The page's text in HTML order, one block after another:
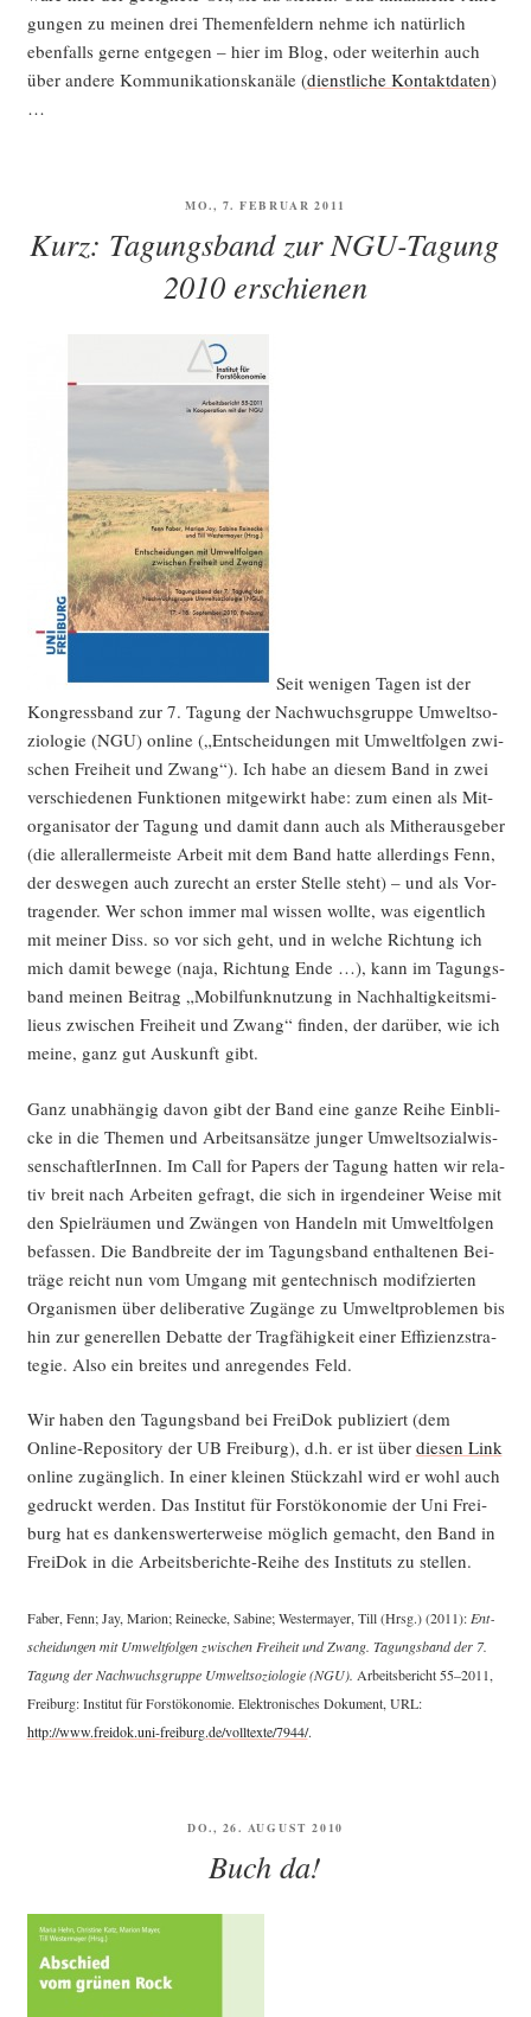
gun­gen zu mei­nen drei The­men­fel­dern neh­me ich natür­lich
eben­falls ger­ne ent­ge­gen – hier im Blog, oder wei­ter­hin auch
über ande­re Kom­mu­ni­ka­ti­ons­ka­nä­le (dienst­li­che Kon­takt­da­ten)
…
VERÖFFENTLICHT
MO., 7. FEBRUAR 2011
Kurz: Tagungsband zur NGU-Tagung
2010 erschienen
Seit weni­gen Tagen ist der
Kon­gress­band zur 7. Tagung der Nach­wuchs­grup­pe Umwelt­so­
zio­lo­gie (NGU) online („Ent­schei­dun­gen mit Umwelt­fol­gen zwi­
schen Frei­heit und Zwang“). Ich habe an die­sem Band in zwei
ver­schie­de­nen Funk­tio­nen mit­ge­wirkt habe: zum einen als Mit­
or­ga­ni­sa­tor der Tagung und damit dann auch als Mit­her­aus­ge­ber
(die aller­al­ler­meis­te Arbeit mit dem Band hat­te aller­dings Fenn,
der des­we­gen auch zurecht an ers­ter Stel­le steht) – und als Vor­
tra­gen­der. Wer schon immer mal wis­sen woll­te, was eigent­lich
mit mei­ner Diss. so vor sich geht, und in wel­che Rich­tung ich
mich damit bewe­ge (naja, Rich­tung Ende …), kann im Tagungs­
band mei­nen Bei­trag „Mobil­funk­nut­zung in Nach­hal­tig­keits­mi­
lieus zwi­schen Frei­heit und Zwang“ fin­den, der dar­über, wie ich
mei­ne, ganz gut Aus­kunft gibt.
Ganz unab­hän­gig davon gibt der Band eine gan­ze Rei­he Ein­bli­
cke in die The­men und Arbeits­an­sät­ze jun­ger Umwelt­so­zi­al­wis­
sen­schaft­le­rIn­nen. Im Call for Papers der Tagung hat­ten wir rela­
tiv breit nach Arbei­ten gefragt, die sich in irgend­ei­ner Wei­se mit
den Spiel­räu­men und Zwän­gen von Han­deln mit Umwelt­fol­gen
befas­sen. Die Band­brei­te der im Tagungs­band ent­hal­te­nen Bei­
trä­ge reicht nun vom Umgang mit gen­tech­nisch modif­zier­ten
Orga­nis­men über deli­be­ra­ti­ve Zugän­ge zu Umwelt­pro­ble­men bis
hin zur gene­rel­len Debat­te der Trag­fä­hig­keit einer Effi­zi­enz­stra­
te­gie. Also ein brei­tes und anre­gen­des Feld.
Wir haben den Tagungs­band bei Frei­Dok publi­ziert (dem
Online-Repo­si­to­ry der UB Frei­burg), d.h. er ist über die­sen Link
online zugäng­lich. In einer klei­nen Stück­zahl wird er wohl auch
gedruckt wer­den. Das Insti­tut für Forst­öko­no­mie der Uni Frei­
burg hat es dan­kens­wer­ter­wei­se mög­lich gemacht, den Band in
Frei­Dok in die Arbeits­be­rich­te-Rei­he des Insti­tuts zu stellen.
Faber, Fenn; Jay, Mari­on; Rei­ne­cke, Sabi­ne; Wes­ter­may­er, Till (Hrsg.) (2011): Ent­
schei­dun­gen mit Umwelt­fol­gen zwi­schen Frei­heit und Zwang. Tagungs­band der 7.
Tagung der Nach­wuchs­grup­pe Umwelt­so­zio­lo­gie (NGU). Arbeits­be­richt 55–2011,
Frei­burg: Insti­tut für Forst­öko­no­mie. Elek­tro­ni­sches Doku­ment, URL:
http://www.freidok.uni-freiburg.de/volltexte/7944/.
VERÖFFENTLICHT
DO., 26. AUGUST 2010
Buch da!